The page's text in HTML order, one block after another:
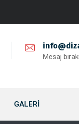
Mesaj
GALERI